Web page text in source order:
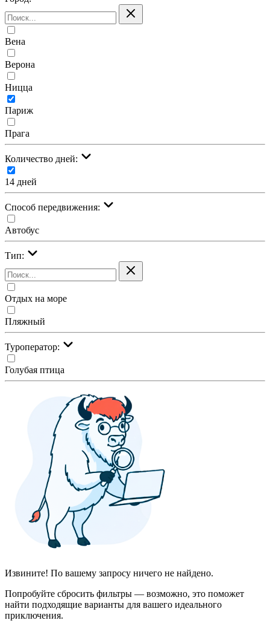
Вена
Верона
Ницца
Париж
Прага
Количество дней:
14 дней
Cпособ передвижения:
Автобус
Тип:
Отдых на море
Пляжный
Туроператор:
Голубая птица
Извините! По вашему запросу ничего не найдено.
Попробуйте сбросить фильтры — возможно, это поможет
найти подходящие варианты для вашего идеального
приключения.